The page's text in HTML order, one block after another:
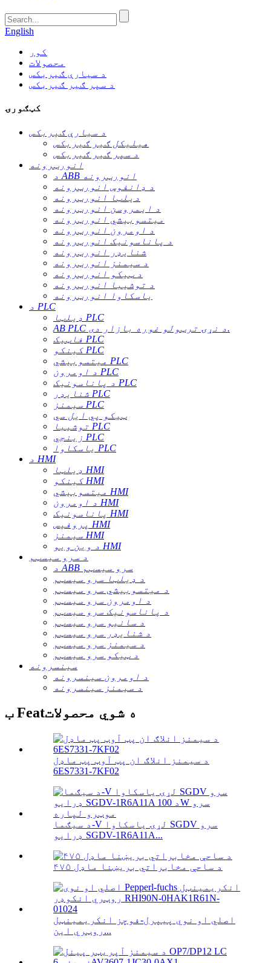
English
کور
محصولات
د سیارې ګیربکس
د سپر ګیر ګیربکس
کټګورۍ
د سیارې ګیربکس
هیلیکل ګیر ګیربکس
د سپر ګیر ګیربکس
انورټرونه
د ABB انورټرونه
د ډانفوس انورټرونه
دیلټا انورټرونه
د ایمروسن انورټرونه
میتسوبیشي انورټرونه
د اومرون انورټرونه
د پاناسونیک انورټرونه
شنایډر انورټرونه
د سیمنز انورټرونه
د ټیکو انورټرونه
د توشیبا انورټرونه
یاسکاوا انورټرونه
د PLC
ډیلټا PLC
AB PLC د نړۍ ترټولو غوره بازار دی.
فاټیک PLC
کینکو PLC
میتسوبیشي PLC
د اومرون PLC
د پاناسونیک PLC
شنایډر PLC
سیمنز PLC
ټیکو پي ایل سي
توشیبا PLC
زینجي PLC
یاسکاوا PLC
د HMI
ډیلټا HMI
کینکو HMI
میتسوبیشي HMI
د اومرون HMI
پاناسونیک HMI
پروفیس HMI
سیمنز HMI
د وین ویو HMI
د سرو سیسټم
د ABB سرو سیسټم
د ډیلټا سرو سیسټم
د میتسوبیشي سرو سیسټم
د اومرون سرو سیسټم
د پاناسونیک سرو سیسټم
د سانیو سرو سیسټم
د شنایډر سرو سیسټم
د سیمنز سرو سیسټم
د ټیکو سرو سیسټم
سینسرونه
د اومرون سینسرونه
د سیمنز سینسرونه
ب Featه شوي محصولات
د سیمنز انلاګ ان پټ آوټ پټ ماډل
6ES7331-7KF02
د سیګما-V لړۍ یاسکاوا SGDV سرو
ډرایو SGDV-1R6A11A...
۴۷۵ د ساحې مخابراتي بریښنا ماډل
اصلي او نوي پیپرل-فوچز انکریمینټل
روټري این...